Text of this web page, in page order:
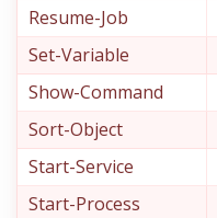
Resume-Job
Set-Variable
Show-Command
Sort-Object
Start-Service
Start-Process